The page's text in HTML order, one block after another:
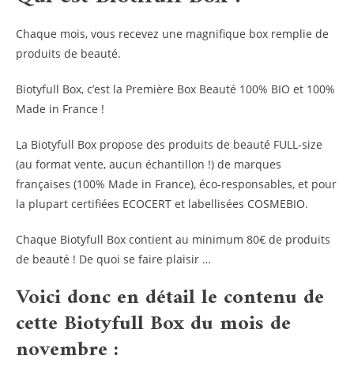
Chaque mois, vous recevez une magnifique box remplie de
produits de beauté.
Biotyfull Box, c’est la Première Box Beauté 100% BIO et 100%
Made in France !
La Biotyfull Box propose des produits de beauté FULL-size
(au format vente, aucun échantillon !) de marques
françaises (100% Made in France), éco-responsables, et pour
la plupart certifiées ECOCERT et labellisées COSMEBIO.
Chaque Biotyfull Box contient au minimum 80€ de produits
de beauté ! De quoi se faire plaisir …
Voici donc en détail le contenu de
cette Biotyfull Box du mois de
novembre :